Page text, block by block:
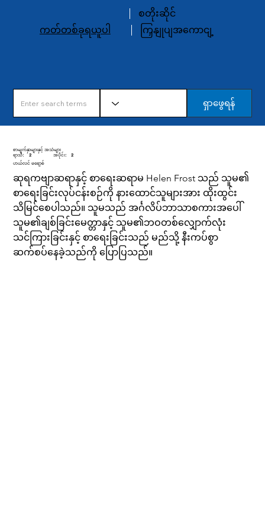
စတိုးဆိုင်
ကတ်တစ်ခုရယူပါ
ကြှနျုပျအကောငျ့
ရှာဖွေရန်
စာမျက်နှာများနှင့် အသံများ
ရာသီ:
2 အပိုင်း:
2
ဟယ်လင် ဖရော့စ်
ဆုရကဗျာဆရာနှင့် စာရေးဆရာမ Helen Frost သည် သူမ၏
စာရေးခြင်းလုပ်ငန်းစဉ်ကို နားထောင်သူများအား ထိုးထွင်း
သိမြင်စေပါသည်။ သူမသည် အင်္ဂလိပ်ဘာသာစကားအပေါ်
သူမ၏ချစ်ခြင်းမေတ္တာနှင့် သူမ၏ဘဝတစ်လျှောက်လုံး
သင်ကြားခြင်းနှင့် စာရေးခြင်းသည် မည်သို့ နီးကပ်စွာ
ဆက်စပ်နေခဲ့သည်ကို ပြောပြသည်။